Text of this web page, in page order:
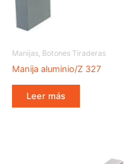
Manijas, Botones Tiraderas
Manija aluminio/Z 327
Leer más